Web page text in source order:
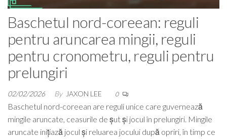
Baschetul nord-coreean: reguli
pentru aruncarea mingii, reguli
pentru cronometru, reguli pentru
prelungiri
02/02/2026 By JAXON LEE 0
Baschetul nord-coreean are reguli unice care guvernează
mingile aruncate, ceasurile de șut și jocul în prelungiri. Mingile
aruncate inițiază jocul și reluarea jocului după opriri, în timp ce